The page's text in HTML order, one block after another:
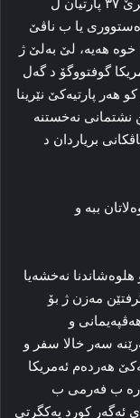
یا ب ناڤێ
خوه‌ هه‌یه‌، لێ به‌لێ ژ
گوفتووگۆ د گه‌ل
ھەر پارتیەكێ نێرینا
نشتمانی نه‌خستنه‌
بریاردان د
ببە و
نه‌خشه‌یا
مه‌زن ژ بۆ
و
سه‌ر خالا سفر و
هه‌رده‌م ئەمریكا
ب فه‌رمی ب
ئه‌گه‌ر کورد یه‌کگرتی